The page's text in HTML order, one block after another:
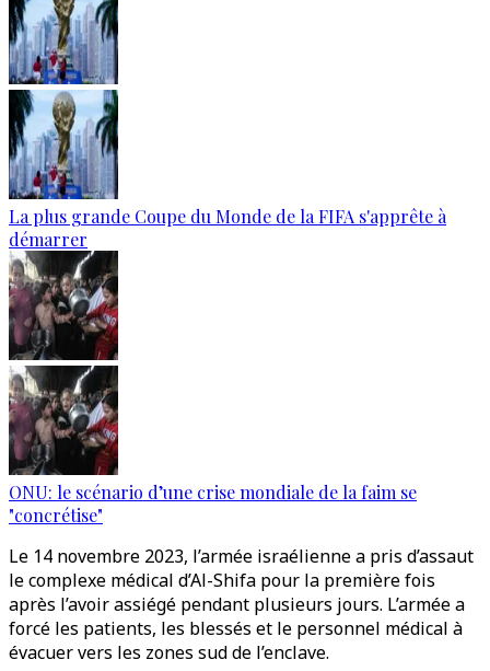
La plus grande Coupe du Monde de la FIFA s'apprête à
démarrer
ONU: le scénario d’une crise mondiale de la faim se
"concrétise"
Le 14 novembre 2023, l’armée israélienne a pris d’assaut
le complexe médical d’Al-Shifa pour la première fois
après l’avoir assiégé pendant plusieurs jours. L’armée a
forcé les patients, les blessés et le personnel médical à
évacuer vers les zones sud de l’enclave.